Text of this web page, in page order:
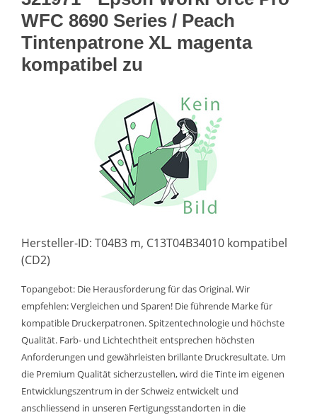
WFC 8690 Series / Peach
Tintenpatrone XL magenta
kompatibel zu
Hersteller-ID: T04B3 m, C13T04B34010 kompatibel
(CD2)
Topangebot: Die Herausforderung für das Original. Wir
empfehlen: Vergleichen und Sparen! Die führende Marke für
kompatible Druckerpatronen. Spitzentechnologie und höchste
Qualität. Farb- und Lichtechtheit entsprechen höchsten
Anforderungen und gewährleisten brillante Druckresultate. Um
die Premium Qualität sicherzustellen, wird die Tinte im eigenen
Entwicklungszentrum in der Schweiz entwickelt und
anschliessend in unseren Fertigungsstandorten in die